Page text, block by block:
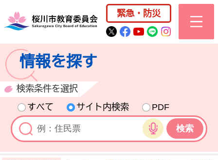
桜川市公式ホー
緊急・防災
桜川市公式Twitter
桜川市公式
桜川市公式
桜川市公式
情報を探す
検索条件を選択
すべて
サイト内検索
PDF
音声検索